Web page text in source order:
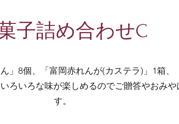
子詰め合わせC
」8個、「富岡赤れんが(カステラ)」1箱、
ろいろな味が楽しめるのでご贈答やおみや
す。